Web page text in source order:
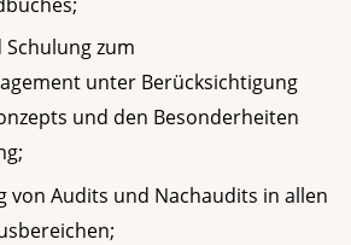
zum
unter Berücksichtigung
und den Besonderheiten
von Audits und Nachaudits in allen